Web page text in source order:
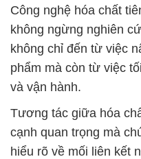
Công nghệ hóa chất
không ngừng nghiên
không chỉ đến từ việc
phẩm mà còn từ việc
và vận hành.
Tương tác giữa hóa
cạnh quan trọng mà
hiểu rõ về mối liên kết